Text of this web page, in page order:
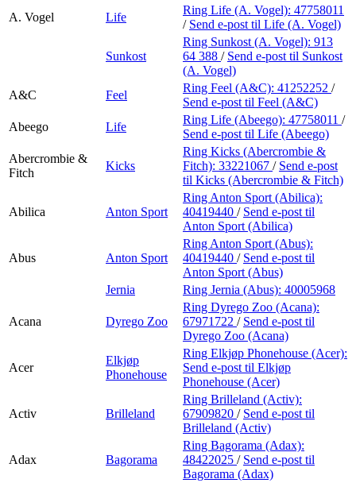
Gavekort
Best på service
A. Vogel
Life
Ring Life (A. Vogel): 47758011
/ Send e-post til Life (A. Vogel)
Sunkost
Ring Sunkost (A. Vogel): 913
64 388 / Send e-post til Sunkost
(A. Vogel)
A&C
Feel
Ring Feel (A&C): 41252252 /
Send e-post til Feel (A&C)
Abeego
Life
Ring Life (Abeego): 47758011 /
Send e-post til Life (Abeego)
Abercrombie &
Fitch
Kicks
Ring Kicks (Abercrombie &
Fitch): 33221067 / Send e-post
til Kicks (Abercrombie & Fitch)
Abilica Anton Sport
Ring Anton Sport (Abilica):
40419440 / Send e-post til
Anton Sport (Abilica)
Abus Anton Sport
Ring Anton Sport (Abus):
40419440 / Send e-post til
Anton Sport (Abus)
Jernia
Ring Jernia (Abus): 40005968
Acana Dyrego Zoo
Ring Dyrego Zoo (Acana):
67971722 / Send e-post til
Dyrego Zoo (Acana)
Acer
Elkjøp
Phonehouse
Ring Elkjøp Phonehouse (Acer):
Send e-post til Elkjøp
Phonehouse (Acer)
Activ Brilleland
Ring Brilleland (Activ):
67909820 / Send e-post til
Brilleland (Activ)
Adax Bagorama
Ring Bagorama (Adax):
48422025 / Send e-post til
Bagorama (Adax)